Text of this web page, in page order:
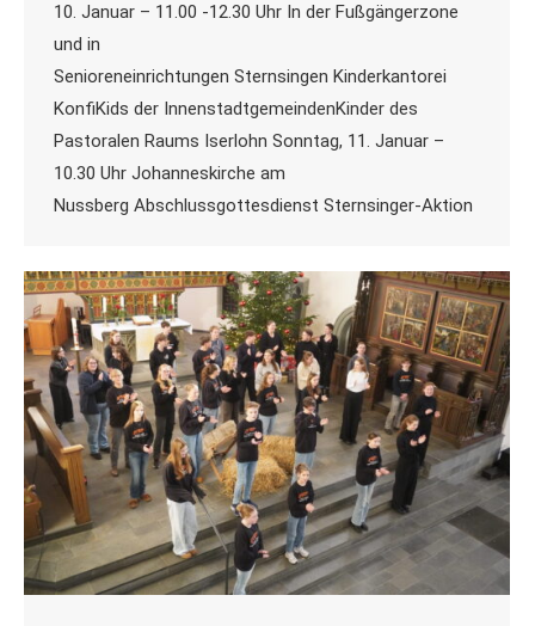
10. Januar – 11.00 -12.30 Uhr In der Fußgängerzone
und in
Senioreneinrichtungen Sternsingen Kinderkantorei
KonfiKids der InnenstadtgemeindenKinder des
Pastoralen Raums Iserlohn Sonntag, 11. Januar –
10.30 Uhr Johanneskirche am
Nussberg Abschlussgottesdienst Sternsinger-Aktion